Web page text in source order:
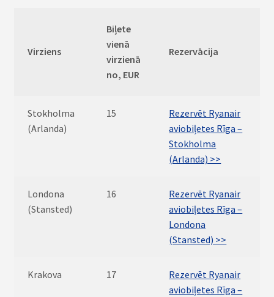
Virziens
Biļete
vienā
virzienā
no, EUR
Rezervācija
Stokholma
(Arlanda)
15
Rezervēt Ryanair
aviobiļetes Rīga –
Stokholma
(Arlanda) >>
Londona
(Stansted)
16
Rezervēt Ryanair
aviobiļetes Rīga –
Londona
(Stansted) >>
Krakova 17
Rezervēt Ryanair
aviobiļetes Rīga –